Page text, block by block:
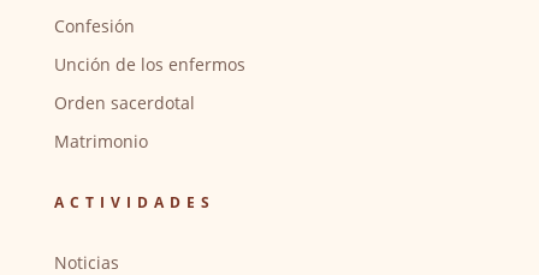
Confesión
Unción de los enfermos
Orden sacerdotal
Matrimonio
ACTIVIDADES
Noticias